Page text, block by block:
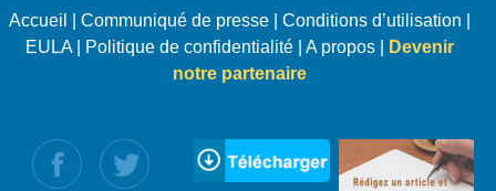
Accueil Communiqué de presse| Conditions d’utilisation
EULA| Politique de confidentialité| A propos|
Devenir
notre partenaire
nous :